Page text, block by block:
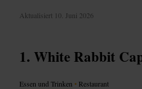
Aktualisiert 10. Juni 2026
White Rabbit
Essen und Trinken • Restaurant